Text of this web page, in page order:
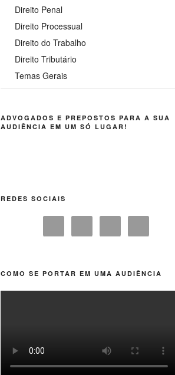
Direito Penal
Direito Processual
Direito do Trabalho
Direito Tributário
Temas Gerais
ADVOGADOS E PREPOSTOS PARA A SUA
AUDIÊNCIA EM UM SÓ LUGAR!
REDES SOCIAIS
COMO SE PORTAR EM UMA AUDIÊNCIA